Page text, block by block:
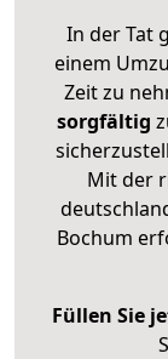
In der Tat
einem
Zeit zu
sorgfältig
Mit der
Bochum
Füllen Sie